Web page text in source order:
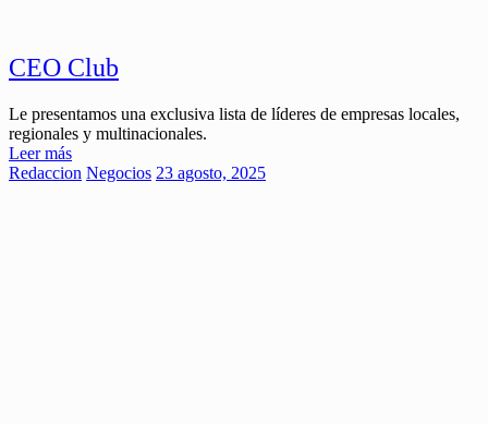
CEO Club
Le presentamos una exclusiva lista de líderes de empresas locales,
regionales y multinacionales.
Leer más
Redaccion Negocios 23 agosto, 2025